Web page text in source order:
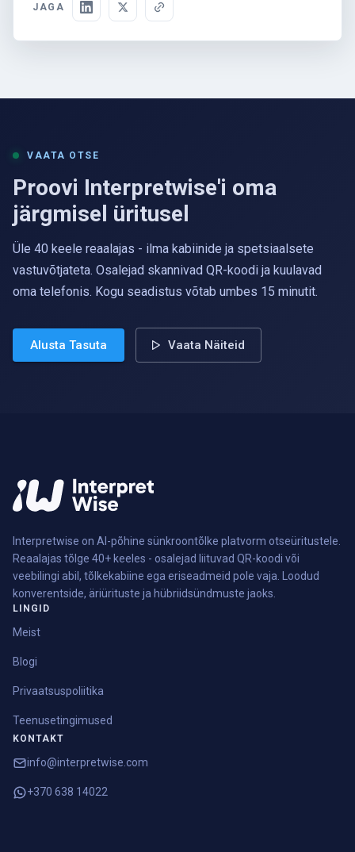
JAGA
VAATA OTSE
Proovi Interpretwise'i oma
järgmisel üritusel
Üle 40 keele reaalajas - ilma kabiinide ja spetsiaalsete
vastuvõtjateta. Osalejad skannivad QR-koodi ja kuulavad
oma telefonis. Kogu seadistus võtab umbes 15 minutit.
Alusta Tasuta Vaata Näiteid
Interpretwise on AI-põhine sünkroontõlke platvorm otseüritustele.
Reaalajas tõlge 40+ keeles - osalejad liituvad QR-koodi või
veebilingi abil, tõlkekabiine ega eriseadmeid pole vaja. Loodud
konverentside, äriürituste ja hübriidsündmuste jaoks.
LINGID
Meist
Blogi
Privaatsuspoliitika
Teenusetingimused
KONTAKT
info@interpretwise.com
+370 638 14022